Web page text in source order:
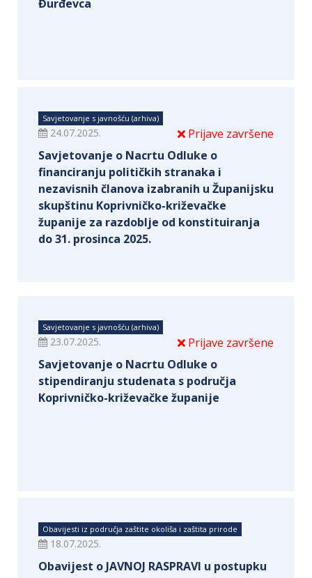
Đurđevca
Savjetovanje s javnošću (arhiva)
Prijave završene
24.07.2025.
Savjetovanje o Nacrtu Odluke o
financiranju političkih stranaka i
nezavisnih članova izabranih u Županijsku
skupštinu Koprivničko-križevačke
županije za razdoblje od konstituiranja
do 31. prosinca 2025.
Savjetovanje s javnošću (arhiva)
Prijave završene
23.07.2025.
Savjetovanje o Nacrtu Odluke o
stipendiranju studenata s područja
Koprivničko-križevačke županije
Obavijesti iz područja zaštite okoliša i zaštita prirode
18.07.2025.
Obavijest o JAVNOJ RASPRAVI u postupku